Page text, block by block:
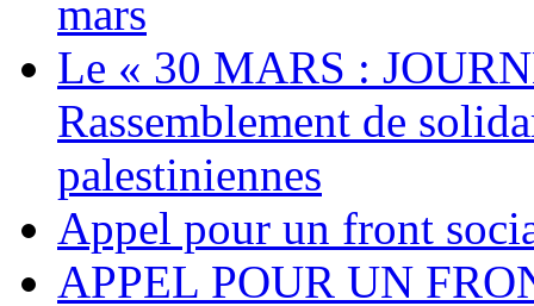
mars
Le « 30 MARS :
Rassemblement de
palestiniennes
Appel pour un front
APPEL POUR UN